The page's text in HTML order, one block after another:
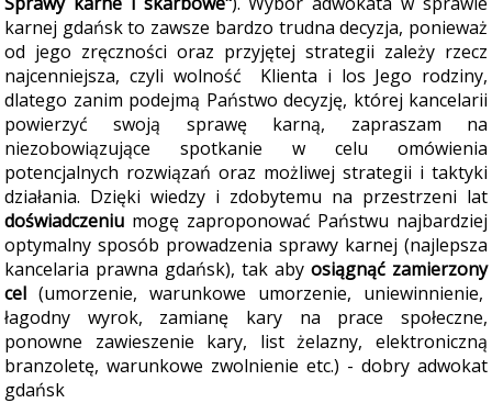
karnej gdańsk to zawsze bardzo trudna decyzja, ponieważ
od jego zręczności oraz przyjętej strategii zależy rzecz
najcenniejsza, czyli wolność Klienta i los Jego rodziny,
dlatego zanim podejmą Państwo decyzję, której kancelarii
powierzyć swoją sprawę karną, zapraszam na
niezobowiązujące spotkanie w celu omówienia
potencjalnych rozwiązań oraz możliwej strategii i taktyki
działania. Dzięki wiedzy i zdobytemu na przestrzeni lat
doświadczeniu mogę zaproponować Państwu najbardziej
optymalny sposób prowadzenia sprawy karnej (najlepsza
kancelaria prawna gdańsk), tak aby osiągnąć zamierzony
cel (umorzenie, warunkowe umorzenie, uniewinnienie,
łagodny wyrok, zamianę kary na prace społeczne,
ponowne zawieszenie kary, list żelazny, elektroniczną
branzoletę, warunkowe zwolnienie etc.) - dobry adwokat
gdańsk